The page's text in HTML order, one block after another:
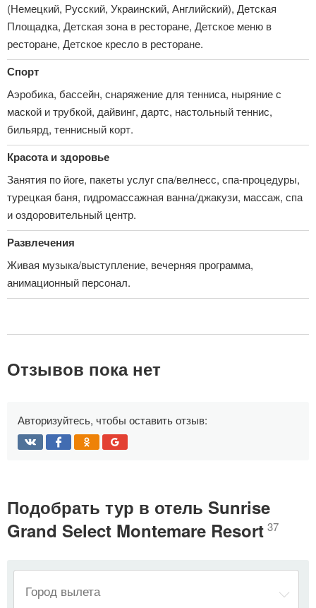
(Немецкий, Русский, Украинский, Английский), Детская
Площадка, Детская зона в ресторане, Детское меню в
ресторане, Детское кресло в ресторане.
Спорт
Аэробика, бассейн, снаряжение для тенниса, ныряние с
маской и трубкой, дайвинг, дартс, настольный теннис,
бильярд, теннисный корт.
Красота и здоровье
Занятия по йоге, пакеты услуг спа/велнесс, спа-процедуры,
турецкая баня, гидромассажная ванна/джакузи, массаж, спа
и оздоровительный центр.
Развлечения
Живая музыка/выступление, вечерняя программа,
анимационный персонал.
Отзывов пока нет
Авторизуйтесь, чтобы оставить отзыв:
Подобрать тур в отель Sunrise
Grand Select Montemare Resort 37